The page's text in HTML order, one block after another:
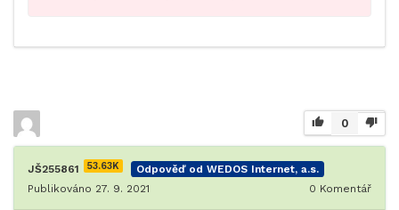
0
JŠ255861 53.63K
Odpověď od WEDOS Internet, a.s.
Publikováno 27. 9. 2021
0 Komentář